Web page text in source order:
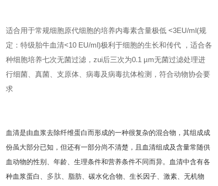
适合用于常规细胞原代细胞的培养内毒素含量极低 <3EU/ml(规
定：特级胎牛血清<10 EU/ml)极利于细胞的生长和传代 ，适合各
种细胞培养七次无菌过滤，zui后三次为0.1 µm无菌过滤处理进
行细菌、真菌、支原体、病毒及病毒抗体检测，符合动物协会要
求
血清是由血浆去除纤维蛋白而形成的一种很复杂的混合物，其组成成
份虽大部分已知，但还有一部分尚不清楚，且血清组成及含量常随供
血动物的性别、年龄、生理条件和营养条件不同而异。血清中含有各
种血浆蛋白、 多肽 、脂肪、碳水化合物、生长因子、激素、无机物